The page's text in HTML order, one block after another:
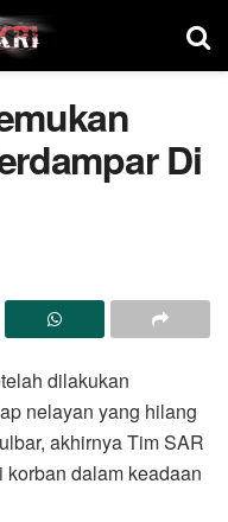
Di
dilakukan
nelayan yang hilang
akhirnya Tim SAR
dalam keadaan